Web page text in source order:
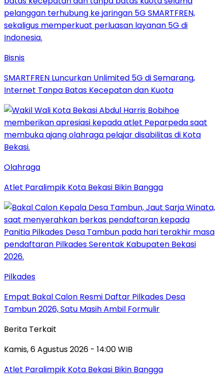
Bisnis
SMARTFREN Luncurkan Unlimited 5G di Semarang,
Internet Tanpa Batas Kecepatan dan Kuota
Olahraga
Atlet Paralimpik Kota Bekasi Bikin Bangga
Pilkades
Empat Bakal Calon Resmi Daftar Pilkades Desa
Tambun 2026, Satu Masih Ambil Formulir
Berita Terkait
Kamis, 6 Agustus 2026 - 14:00 WIB
Atlet Paralimpik Kota Bekasi Bikin Bangga